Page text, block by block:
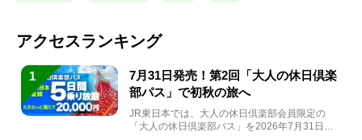
アクセスランキング
1
7月31日発売！第2回「大人の休日倶楽
部パス」で初秋の旅へ
JR東日本では、大人の休日倶楽部会員限定の
「大人の休日倶楽部パス」を2026年7月31日